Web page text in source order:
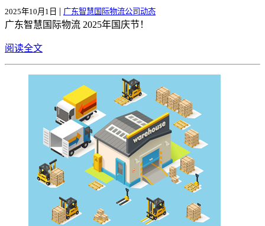
2025年10月1日 | 广东智慧国际物流公司动态
广东智慧国际物流 2025年国庆节！
阅读全文